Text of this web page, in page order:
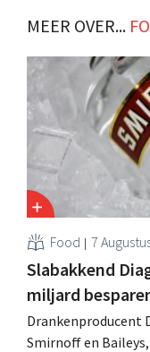
MEER OVER...
Food 7
Slabakkend
miljard
Drankenproducent
Smirnoff en